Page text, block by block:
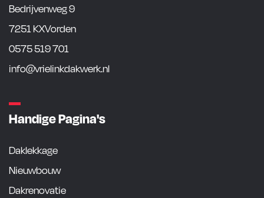
Bedrijvenweg 9
7251 KXVorden
0575 519 701
info@vrielinkdakwerk.nl
Handige Pagina's
Daklekkage
Nieuwbouw
Dakrenovatie